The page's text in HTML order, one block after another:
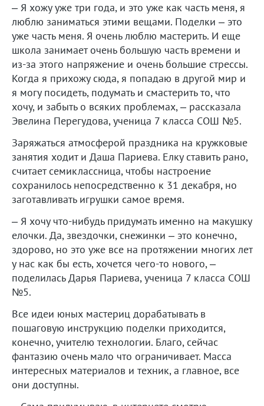
– Я хожу уже три года, и это уже как часть меня, я
люблю заниматься этими вещами. Поделки – это
уже часть меня. Я очень люблю мастерить. И еще
школа занимает очень большую часть времени и
из-за этого напряжение и очень большие стрессы.
Когда я прихожу сюда, я попадаю в другой мир и
я могу посидеть, подумать и смастерить то, что
хочу, и забыть о всяких проблемах, – рассказала
Эвелина Перегудова, ученица 7 класса СОШ №5.
Заряжаться атмосферой праздника на кружковые
занятия ходит и Даша Париева. Елку ставить рано,
считает семиклассница, чтобы настроение
сохранилось непосредственно к 31 декабря, но
заготавливать игрушки самое время.
– Я хочу что-нибудь придумать именно на макушку
елочки. Да, звездочки, снежинки – это конечно,
здорово, но это уже все на протяжении многих лет
у нас как бы есть, хочется чего-то нового, –
поделилась Дарья Париева, ученица 7 класса СОШ
№5.
Все идеи юных мастериц дорабатывать в
пошаговую инструкцию поделки приходится,
конечно, учителю технологии. Благо, сейчас
фантазию очень мало что ограничивает. Масса
интересных материалов и техник, а главное, все
они доступны.